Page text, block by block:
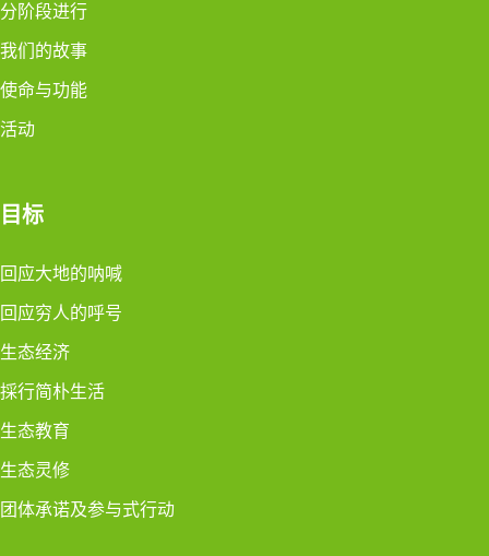
分阶段进行
我们的故事
使命与功能
活动
目标
回应大地的呐喊
回应穷人的呼号
生态经济
採行简朴生活
生态教育
生态灵修
团体承诺及参与式行动